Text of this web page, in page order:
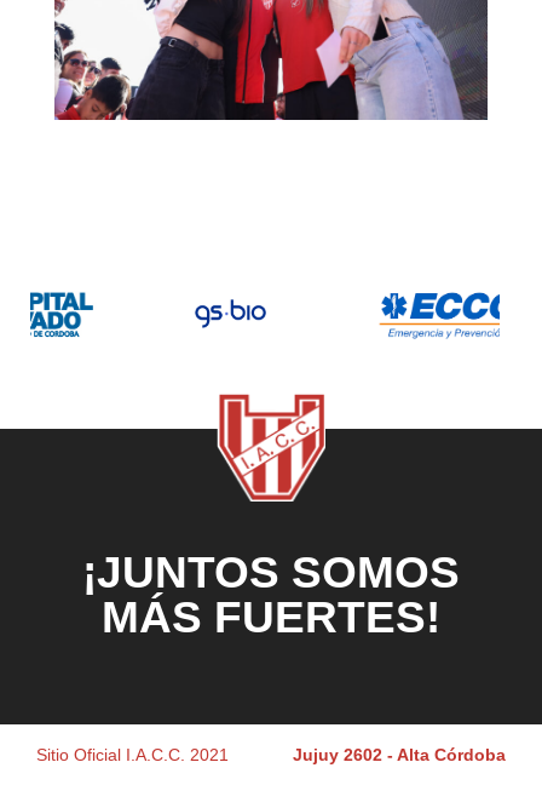
¡JUNTOS SOMOS
MÁS FUERTES!
Sitio Oficial I.A.C.C. 2021 Jujuy 2602 - Alta Córdoba